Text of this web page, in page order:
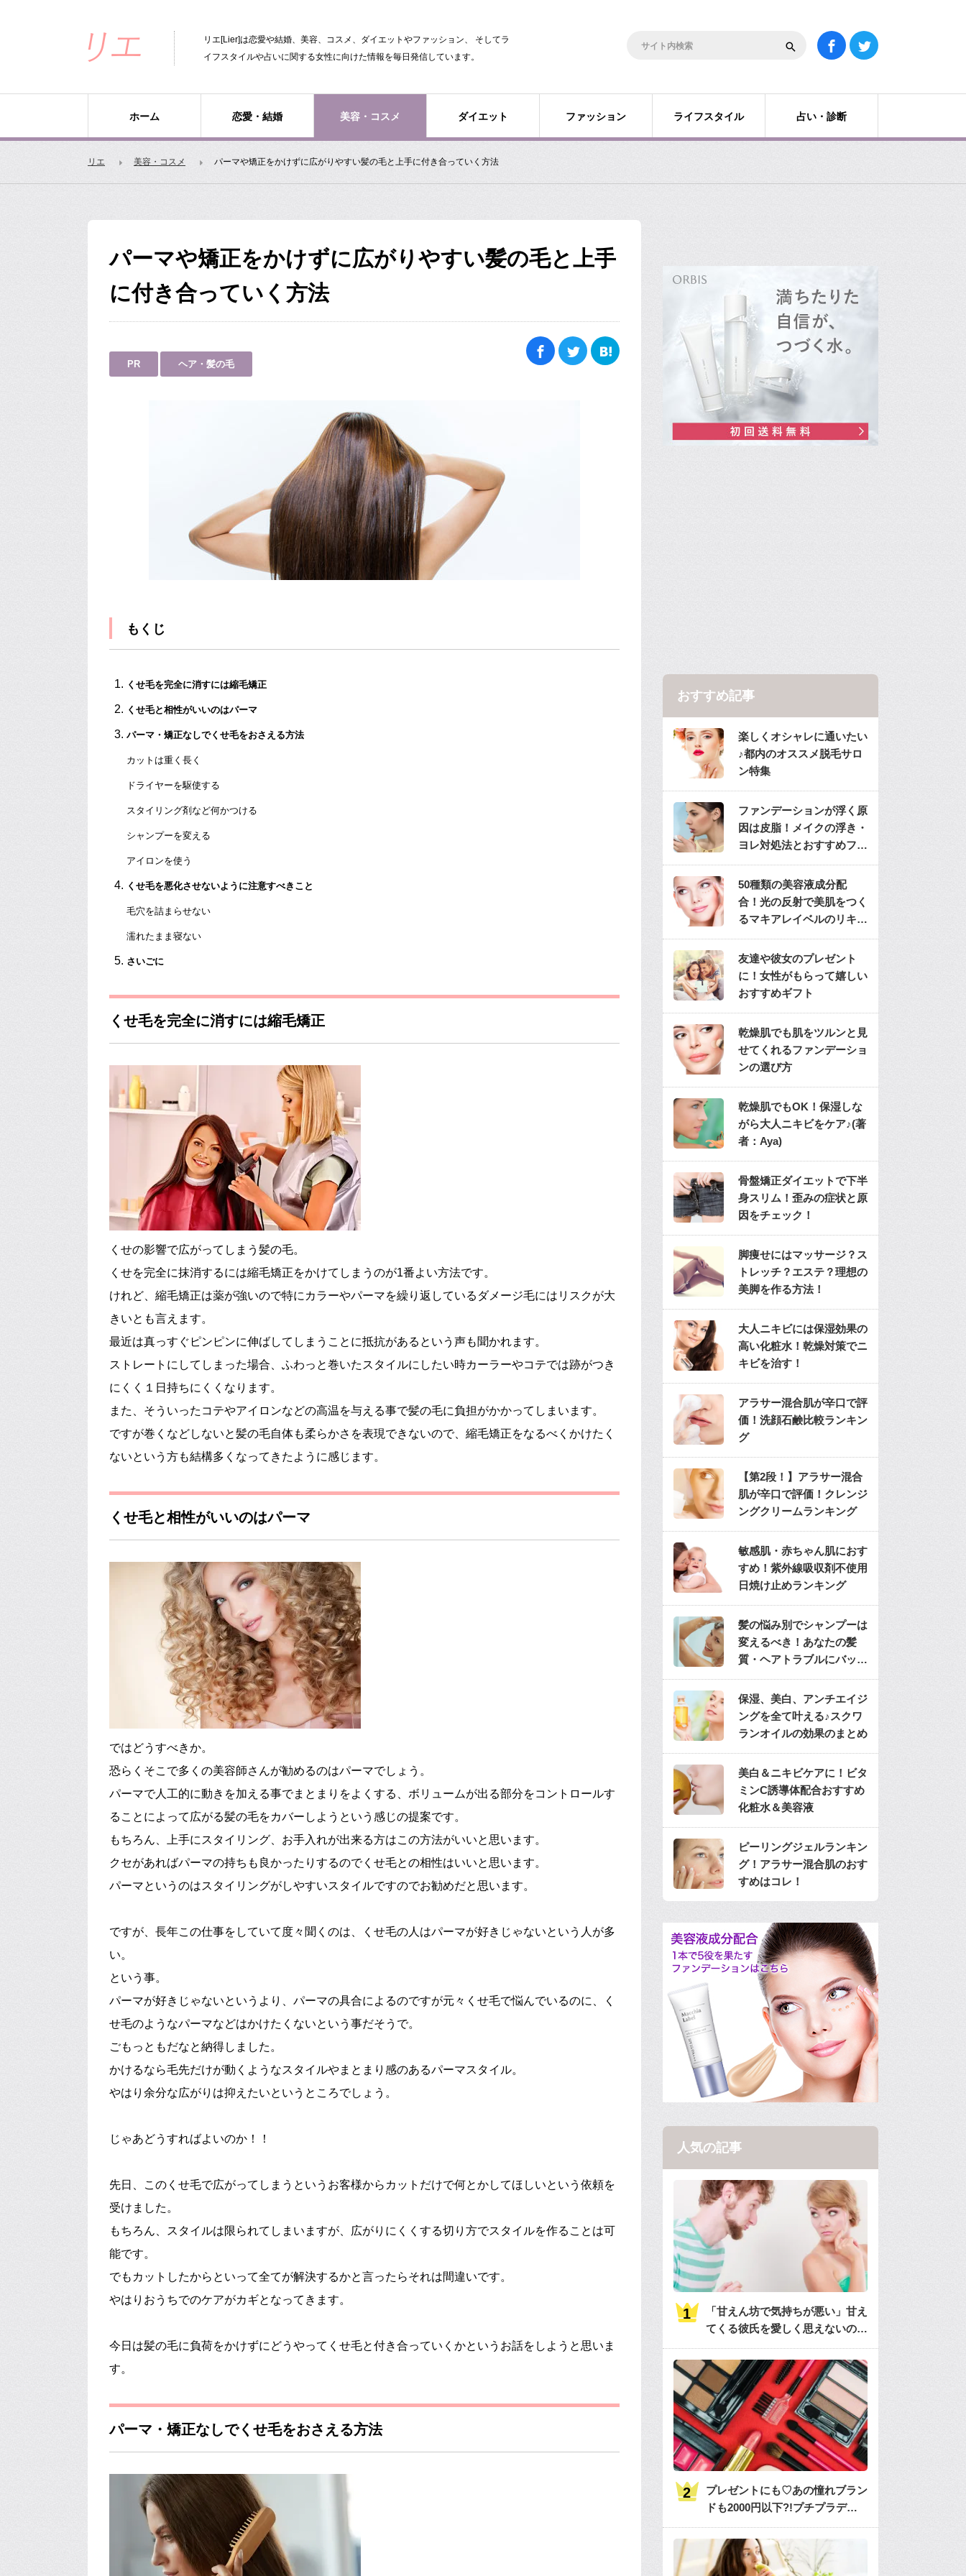
リエ[Lier]は恋愛や結婚、美容、コスメ、ダイエットやファッション、 そしてラ
イフスタイルや占いに関する女性に向けた情報を毎日発信しています。
ホーム 恋愛・結婚 美容・コスメ ダイエット ファッション ライフスタイル 占い・診断
リエ 美容・コスメ パーマや矯正をかけずに広がりやすい髪の毛と上手に付き合っていく方法
パーマや矯正をかけずに広がりやすい髪の毛と上手
に付き合っていく方法
PR ヘア・髪の毛
もくじ
くせ毛を完全に消すには縮毛矯正
くせ毛と相性がいいのはパーマ
パーマ・矯正なしでくせ毛をおさえる方法
カットは重く長く
ドライヤーを駆使する
スタイリング剤など何かつける
シャンプーを変える
アイロンを使う
くせ毛を悪化させないように注意すべきこと
毛穴を詰まらせない
濡れたまま寝ない
さいごに
くせ毛を完全に消すには縮毛矯正
くせの影響で広がってしまう髪の毛。
くせを完全に抹消するには縮毛矯正をかけてしまうのが1番よい方法です。
けれど、縮毛矯正は薬が強いので特にカラーやパーマを繰り返しているダメージ毛にはリスクが大
きいとも言えます。
最近は真っすぐピンピンに伸ばしてしまうことに抵抗があるという声も聞かれます。
ストレートにしてしまった場合、ふわっと巻いたスタイルにしたい時カーラーやコテでは跡がつき
にくく１日持ちにくくなります。
また、そういったコテやアイロンなどの高温を与える事で髪の毛に負担がかかってしまいます。
ですが巻くなどしないと髪の毛自体も柔らかさを表現できないので、縮毛矯正をなるべくかけたく
ないという方も結構多くなってきたように感じます。
くせ毛と相性がいいのはパーマ
ではどうすべきか。
恐らくそこで多くの美容師さんが勧めるのはパーマでしょう。
パーマで人工的に動きを加える事でまとまりをよくする、ボリュームが出る部分をコントロールす
ることによって広がる髪の毛をカバーしようという感じの提案です。
もちろん、上手にスタイリング、お手入れが出来る方はこの方法がいいと思います。
クセがあればパーマの持ちも良かったりするのでくせ毛との相性はいいと思います。
パーマというのはスタイリングがしやすいスタイルですのでお勧めだと思います。
ですが、長年この仕事をしていて度々聞くのは、くせ毛の人はパーマが好きじゃないという人が多
い。
という事。
パーマが好きじゃないというより、パーマの具合によるのですが元々くせ毛で悩んでいるのに、く
せ毛のようなパーマなどはかけたくないという事だそうで。
ごもっともだなと納得しました。
かけるなら毛先だけが動くようなスタイルやまとまり感のあるパーマスタイル。
やはり余分な広がりは抑えたいというところでしょう。
じゃあどうすればよいのか！！
先日、このくせ毛で広がってしまうというお客様からカットだけで何とかしてほしいという依頼を
受けました。
もちろん、スタイルは限られてしまいますが、広がりにくくする切り方でスタイルを作ることは可
能です。
でもカットしたからといって全てが解決するかと言ったらそれは間違いです。
やはりおうちでのケアがカギとなってきます。
今日は髪の毛に負荷をかけずにどうやってくせ毛と付き合っていくかというお話をしようと思いま
す。
パーマ・矯正なしでくせ毛をおさえる方法
おすすめ記事
楽しくオシャレに通いたい
♪都内のオススメ脱毛サロ
ン特集
ファンデーションが浮く原
因は皮脂！メイクの浮き・
ヨレ対処法とおすすめファ
ンデ
50種類の美容液成分配
合！光の反射で美肌をつく
るマキアレイベルのリキッ
ドファンデ
友達や彼女のプレゼント
に！女性がもらって嬉しい
おすすめギフト
乾燥肌でも肌をツルンと見
せてくれるファンデーショ
ンの選び方
乾燥肌でもOK！保湿しな
がら大人ニキビをケア♪(著
者：Aya)
骨盤矯正ダイエットで下半
身スリム！歪みの症状と原
因をチェック！
脚痩せにはマッサージ？ス
トレッチ？エステ？理想の
美脚を作る方法！
大人ニキビには保湿効果の
高い化粧水！乾燥対策でニ
キビを治す！
アラサー混合肌が辛口で評
価！洗顔石鹸比較ランキン
グ
【第2段！】アラサー混合
肌が辛口で評価！クレンジ
ングクリームランキング
敏感肌・赤ちゃん肌におす
すめ！紫外線吸収剤不使用
日焼け止めランキング
髪の悩み別でシャンプーは
変えるべき！あなたの髪
質・ヘアトラブルにバッチ
リのシャンプーは？
保湿、美白、アンチエイジ
ングを全て叶える♪スクワ
ランオイルの効果のまとめ
美白＆ニキビケアに！ビタ
ミンC誘導体配合おすすめ
化粧水＆美容液
ピーリングジェルランキン
グ！アラサー混合肌のおす
すめはコレ！
人気の記事
「甘えん坊で気持ちが悪い」甘え
てくる彼氏を愛しく思えないのは
何故？
プレゼントにも♡あの憧れブラン
ドも2000円以下?!プチプラデパ
コス36選大特集♡